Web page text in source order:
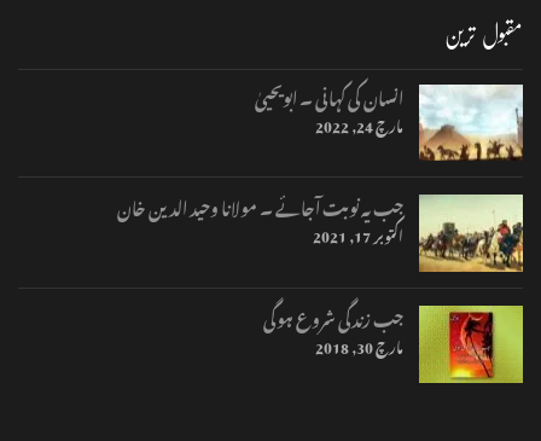
مقبول ترین
انسان کی کہانی ۔ ابویحییٰ
مارچ 24, 2022
جب یہ نوبت آجائے ۔ مولانا وحید الدین خان
اکتوبر 17, 2021
جب زندگی شروع ہوگی
مارچ 30, 2018